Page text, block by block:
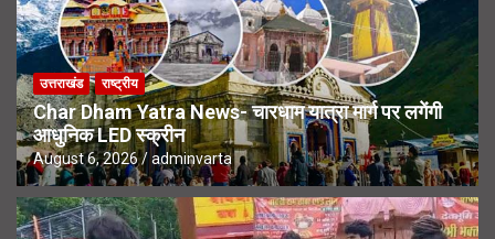
उत्तराखंड राष्ट्रीय
Char Dham Yatra News- चारधाम यात्रा मार्ग पर लगेंगी
आधुनिक LED स्क्रीन
August 6, 2026 adminvarta